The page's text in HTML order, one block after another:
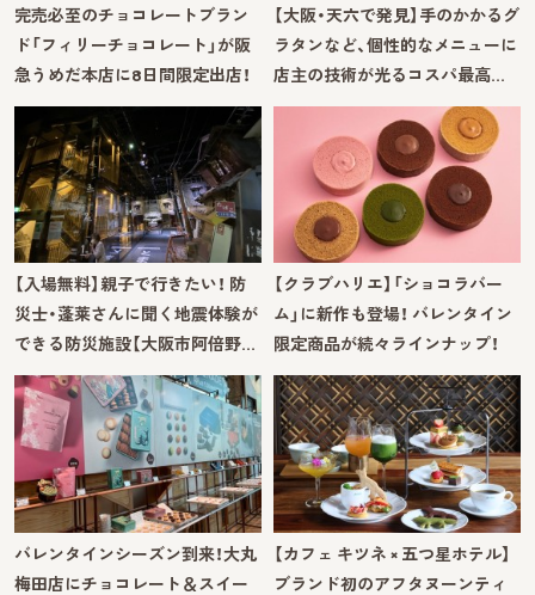
完売必至のチョコレートブラン
ド「フィリーチョコレート」が阪
急うめだ本店に8日間限定出店！
【大阪・天六で発見】手のかかるグ
ラタンなど、個性的なメニューに
店主の技術が光るコスパ最高…
【入場無料】親子で行きたい！ 防
災士・蓬莱さんに聞く地震体験が
できる防災施設【大阪市阿倍野…
【クラブハリエ】「ショコラバー
ム」に新作も登場！ バレンタイン
限定商品が続々ラインナップ！
バレンタインシーズン到来！大丸
梅田店にチョコレート＆スイー
【カフェ キツネ × 五つ星ホテル】
ブランド初のアフタヌーンティ